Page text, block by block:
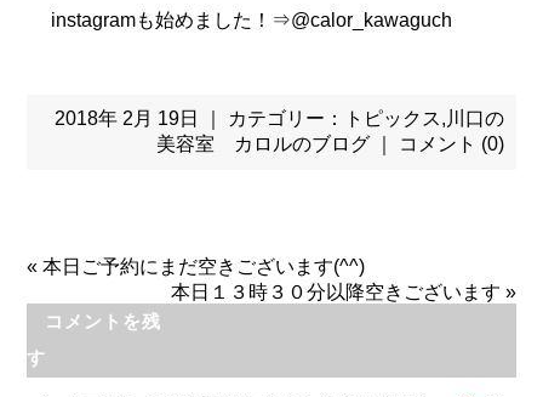
instagramも始めました！⇒@calor_kawaguch
2018年 2月 19日 ｜ カテゴリー： トピックス, 川口の
美容室 カロルのブログ｜ コメント (0)
«本日ご予約にまだ空きございます(^^)
本日１３時３０分以降空きございます »
コメントを残
す